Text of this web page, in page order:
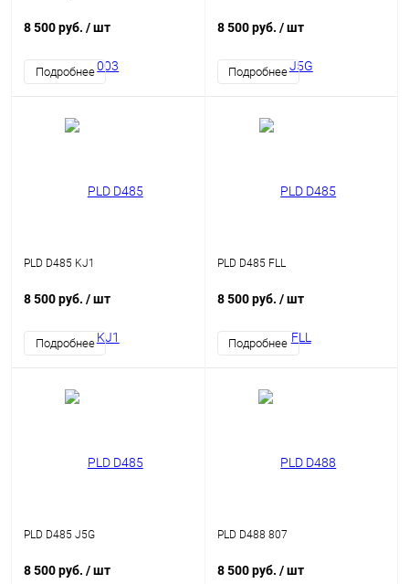
8 500 руб. / шт
Подробнее
8 500 руб. / шт
Подробнее
PLD D485 KJ1
8 500 руб. / шт
Подробнее
PLD D485 FLL
8 500 руб. / шт
Подробнее
PLD D485 J5G
8 500 руб. / шт
PLD D488 807
8 500 руб. / шт